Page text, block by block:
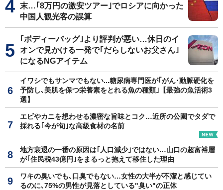
末…｢8万円の激安ツアー｣でロシアに向かった
中国人観光客の誤算
｢ボディーバッグ｣より評判が悪い…休日のイ
オンで見かける一発で｢だらしないお父さん｣
になるNGアイテム
イワシでもサンマでもない...糖尿病専門医が｢がん･動脈硬化を
予防し､美肌を保つ栄養素をとれる魚の種類｣【最強の魚活術3
選】
エビやカニを想わせる濃密な旨味とコク…近所の公園でタダで
採れる｢今が旬｣な高級食材の名前
地方衰退の一番の原因は｢人口減少｣ではない…山口の超富裕層
が｢住民税43億円｣をまるっと抱えて移住した理由
ワキの臭いでも､口臭でもない…女性の大半が不潔と感じてい
るのに､75%の男性が見落としている"臭い"の正体